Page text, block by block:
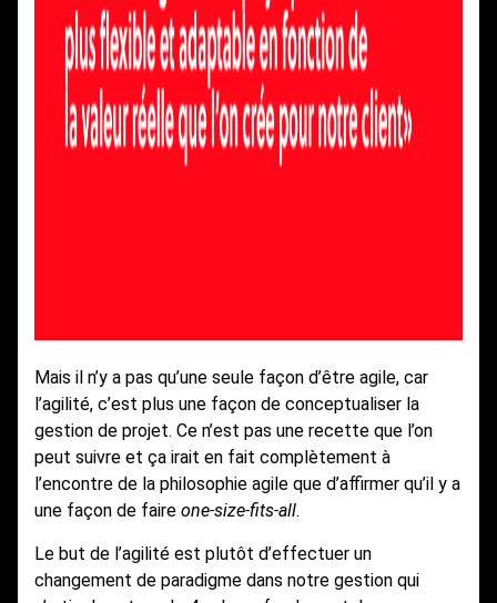
Mais il n’y a pas qu’une seule façon d’être agile, car
l’agilité, c’est plus une façon de conceptualiser la
gestion de projet. Ce n’est pas une recette que l’on
peut suivre et ça irait en fait complètement à
l’encontre de la philosophie agile que d’affirmer qu’il y a
une façon de faire one-size-fits-all.
Le but de l’agilité est plutôt d’effectuer un
changement de paradigme dans notre gestion qui